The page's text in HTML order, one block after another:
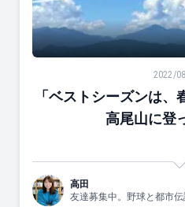
「ベストシーズンは、春
2022/
「ベストシーズンは
高尾山に登
高田
友達募集中。野球と都市伝